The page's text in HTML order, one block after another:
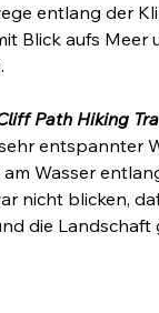
entlang der
Blick aufs Meer
Path Hiking
entspannter
Wasser
nicht blicken,
die Landschaft